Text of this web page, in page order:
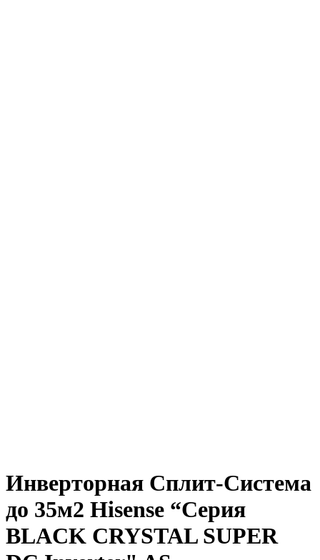
Инверторная Сплит-Система
до 35м2 Hisense “Серия
BLACK CRYSTAL SUPER